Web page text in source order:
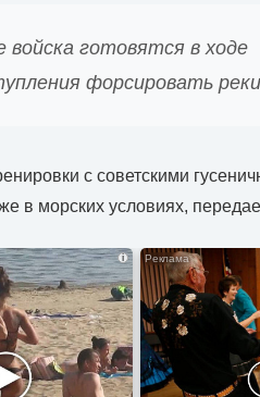
войска готовятся в ходе
форсировать
с советскими
в морских условиях,
i